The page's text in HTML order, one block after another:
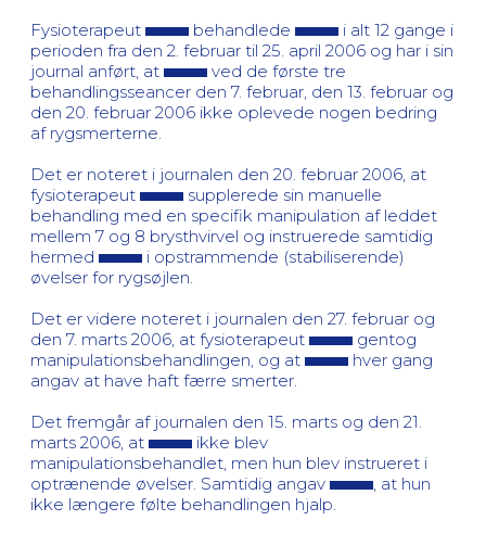
Fysioterapeut
behandlede
i alt 12 gange i
perioden fra den 2. februar til 25. april 2006 og har i sin
journal anført, at
ved de første tre
behandlingsseancer den 7. februar, den 13. februar og
den 20. februar 2006 ikke oplevede nogen bedring
af rygsmerterne.
Det er noteret i journalen den 20. februar 2006, at
fysioterapeut
supplerede sin manuelle
behandling med en specifik manipulation af leddet
mellem 7 og 8 brysthvirvel og instruerede samtidig
hermed
i opstrammende (stabiliserende)
øvelser for rygsøjlen.
Det er videre noteret i journalen den 27. februar og
den 7. marts 2006, at fysioterapeut
gentog
manipulationsbehandlingen, og at
hver gang
angav at have haft færre smerter.
Det fremgår af journalen den 15. marts og den 21.
marts 2006, at
ikke blev
manipulationsbehandlet, men hun blev instrueret i
optrænende øvelser. Samtidig angav
, at hun
ikke længere følte behandlingen hjalp.